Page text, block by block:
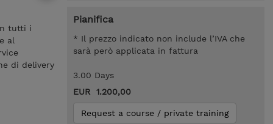
tutti i
al
di delivery
Pianifica
* Il prezzo indicato non include l’IVA che
sarà però applicata in fattura
3.00 Days
EUR 1.200,00
Request a course / private training